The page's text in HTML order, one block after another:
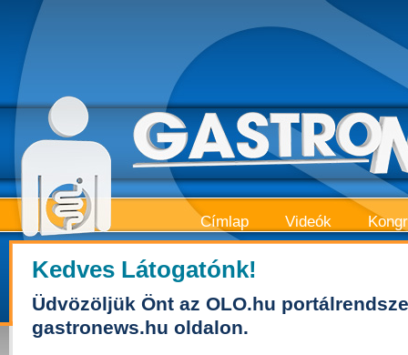
Címlap Videók
Kedves Látogatónk!
Üdvözöljük Önt az OLO.hu
gastronews.hu oldalon.